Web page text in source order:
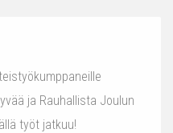
ja Rauhallista Joulun
työt jatkuu!